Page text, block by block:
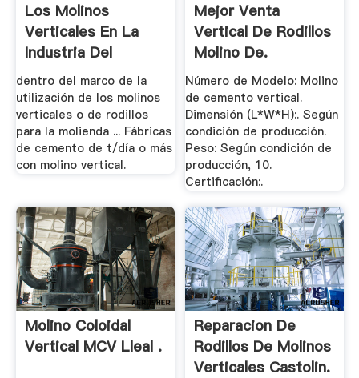
Los Molinos
Verticales En La
Industria Del
Cemento .
dentro del marco de la
utilización de los molinos
verticales o de rodillos
para la molienda ... Fábricas
de cemento de t/día o más
con molino vertical.
Mejor Venta
Vertical De Rodillos
Molino De.
Número de Modelo: Molino
de cemento vertical.
Dimensión (L*W*H):. Según
condición de producción.
Peso: Según condición de
producción, 10.
Certificación:.
Molino Coloidal
Vertical MCV Lleal .
Reparacion De
Rodillos De Molinos
Verticales Castolin.